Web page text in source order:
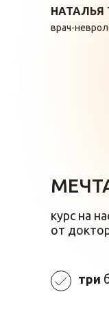
НАТАЛЬЯ
врач-
курс на
от
три